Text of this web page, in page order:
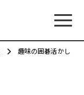
メ
趣味の囲碁活かし